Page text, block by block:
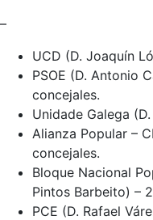
–
UCD (D. Joaquín
PSOE (D. Antonio
concejales.
Unidade Galega
Alianza Popular –
concejales.
Bloque Nacional
Pintos Barbeito) –
PCE (D. Rafael